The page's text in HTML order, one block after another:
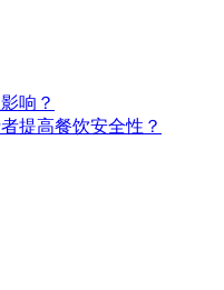
响？
提高餐饮安全性？